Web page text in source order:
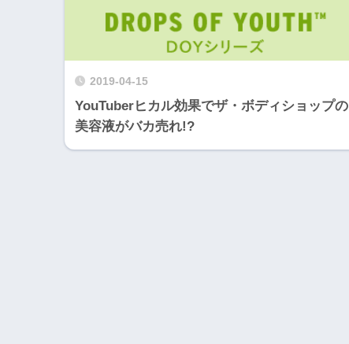
2019-04-15
YouTuberヒカル効果でザ・ボディショップの
美容液がバカ売れ!?